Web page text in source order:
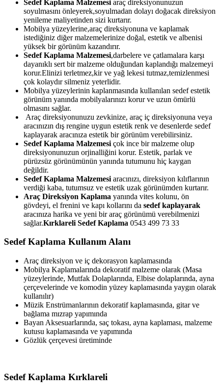
Sedef Kaplama Malzemesi araç direksiyonunuzun
soyulmasını önleyerek,soyulmadan dolayı doğacak direksiyon
yenileme maliyetinden sizi kurtarır.
Mobilya yüzeylerine,araç direksiyonuna ve kaplamak
istediğiniz diğer malzemelerinize doğal, estetik ve albenisi
yüksek bir görünüm kazandırır.
Sedef Kaplama Malzemesi,darbelere ve çatlamalara karşı
dayanıklı sert bir malzeme olduğundan kaplandığı malzemeyi
korur.Elinizi terletmez,kir ve yağ lekesi tutmaz,temizlenmesi
çok kolaydır silmeniz yeterlidir.
Mobilya yüzeylerinin kaplanmasında kullanılan sedef estetik
görünüm yanında mobilyalarınızı korur ve uzun ömürlü
olmasını sağlar.
Araç direksiyonunuzu zevkinize, araç iç direksiyonuna veya
aracınızın dış rengine uygun estetik renk ve desenlerde sedef
kaplayarak aracınıza estetik bir görünüm verebilirsiniz.
Sedef Kaplama Malzemesi çok ince bir malzeme olup
direksiyonunuzun orjinalliğini korur. Estetik, parlak ve
pürüzsüz görünümünün yanında tutumunu hiç kaygan
değildir.
Sedef Kaplama Malzemesi aracınızı, direksiyon kılıflarının
verdiği kaba, tutumsuz ve estetik uzak görünümden kurtarır.
Araç Direksiyon Kaplama yanında vites kolunu, ön
gövdeyi, el frenini ve kapı kollarını da sedef kaplayarak
aracınıza harika ve yeni bir araç görünümü verebilmenizi
sağlar.Kırklareli Sedef Kaplama 0543 499 73 33
Sedef Kaplama Kullanım Alanı
Araç direksiyon ve iç dekorasyon kaplamasında
Mobilya Kaplamalarında dekoratif malzeme olarak (Masa
yüzeylerinde, Mutfak Dolaplarında, Elbise dolaplarında, ayna
çerçevelerinde ve komodin yüzey kaplamasında yaygın olarak
kullanılır)
Müzik Enstrümanlarının dekoratif kaplamasında, gitar ve
bağlama mızrap yapımında
Bayan Aksesuarlarında, saç tokası, ayna kaplaması, malzeme
kutusu kaplamasında ve yapımında
Gözlük çerçevesi üretiminde
Sedef Kaplama Kırklareli